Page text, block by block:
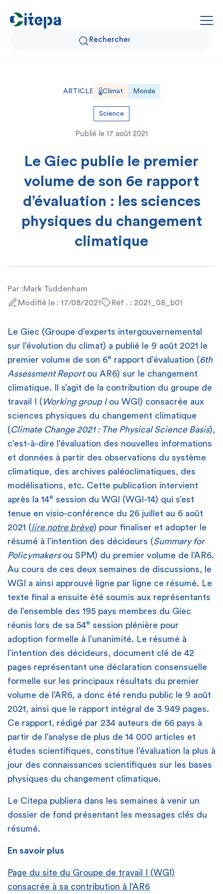
Qui sommes-nous ?
Données Air et Climat
Expertise et solutions
ARTICLE Climat Monde
Science
Publié le 17 août 2021
Le Giec publie le premier
volume de son 6e rapport
d’évaluation : les sciences
physiques du changement
climatique
Par :Mark Tuddenham
Modifié le : 17/08/2021
Réf . : 2021_08_b01
Le Giec (Groupe d’experts intergouvernemental
sur l’évolution du climat) a publié le 9 août 2021 le
premier volume de son 6e rapport d’évaluation (6th
Assessment Reportou AR6) sur le changement
climatique. Il s’agit de la contribution du groupe de
travail I ( Working group Iou WGI) consacrée aux
sciences physiques du changement climatique
(Climate Change 2021 : The Physical Science Basis),
c’est-à-dire l’évaluation des nouvelles informations
et données à partir des observations du système
climatique, des archives paléoclimatiques, des
modélisations, etc. Cette publication intervient
après la 14e session du WGI (WGI-14) qui s’est
tenue en visio-conférence du 26 juillet au 6 août
2021 (lire notre brève) pour finaliser et adopter le
résumé à l’intention des décideurs (Summary for
Policymakers ou SPM) du premier volume de l’AR6.
Au cours de ces deux semaines de discussions, le
WGI a ainsi approuvé ligne par ligne ce résumé. Le
texte final a ensuite été soumis aux représentants
de l’ensemble des 195 pays membres du Giec
réunis lors de sa 54e session plénière pour
adoption formelle à l’unanimité. Le résumé à
l’intention des décideurs, document clé de 42
pages représentant une déclaration consensuelle
formelle sur les principaux résultats du premier
volume de l’AR6, a donc été rendu public le 9 août
2021, ainsi que le rapport intégral de 3 949 pages.
Ce rapport, rédigé par 234 auteurs de 66 pays à
partir de l’analyse de plus de 14 000 articles et
études scientifiques, constitue l’évaluation la plus à
jour des connaissances scientifiques sur les bases
physiques du changement climatique.
Le Citepa publiera dans les semaines à venir un
dossier de fond présentant les messages clés du
résumé.
En savoir plus
Page du site du Groupe de travail I (WGI)
consacrée à sa contribution à l’AR6